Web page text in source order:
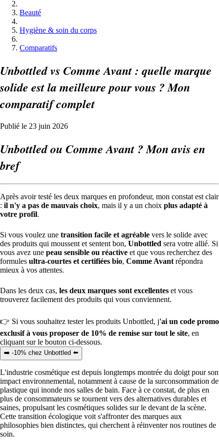
Beauté
Hygiène & soin du corps
Comparatifs
Unbottled vs Comme Avant : quelle marque
solide est la meilleure pour vous ? Mon
comparatif complet
Publié le 23 juin 2026
Unbottled ou Comme Avant ? Mon avis en
bref
Après avoir testé les deux marques en profondeur, mon constat est clair
: il n'y a pas de mauvais choix, mais il y a un choix plus adapté à
votre profil.
Si vous voulez une transition facile et agréable vers le solide avec
des produits qui moussent et sentent bon, Unbottled sera votre allié. Si
vous avez une peau sensible ou réactive et que vous recherchez des
formules ultra-courtes et certifiées bio, Comme Avant répondra
mieux à vos attentes.
Dans les deux cas, les deux marques sont excellentes et vous
trouverez facilement des produits qui vous conviennent.
👉 Si vous souhaitez tester les produits Unbottled, j'ai un code promo
exclusif à vous proposer de 10% de remise sur tout le site, en
cliquant sur le bouton ci-dessous.
➡️ -10% chez Unbottled ⬅️
L'industrie cosmétique est depuis longtemps montrée du doigt pour son
impact environnemental, notamment à cause de la surconsommation de
plastique qui inonde nos salles de bain. Face à ce constat, de plus en
plus de consommateurs se tournent vers des alternatives durables et
saines, propulsant les cosmétiques solides sur le devant de la scène.
Cette transition écologique voit s'affronter des marques aux
philosophies bien distinctes, qui cherchent à réinventer nos routines de
soin.